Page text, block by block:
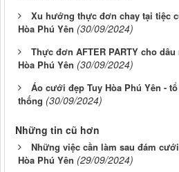
Xu hướng thực đơn chay tại tiệc
Hòa Phú Yên (30/09/2024)
Thực đơn AFTER PARTY cho
Hòa Phú Yên (30/09/2024)
Áo cưới đẹp Tuy Hòa Phú Yên -
thống (30/09/2024)
Những tin cũ hơn
Những việc cần làm sau đám
Hòa Phú Yên (29/09/2024)